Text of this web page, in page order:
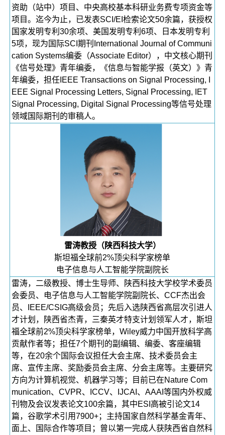
资助（站中）项目、中央高校基本科研业务费专项资金等
项目。迄今为止，已发表SCI/EI检索论文50余篇，获授权
国家发明专利30余项、美国发明专利6项、日本发明专利
5项，现为国际SCI期刊International Journal of Communi
cation Systems编委（Associate Editor），中文核心期刊
《信号处理》青年编委，《信息与智能学报（英文）》青
年编委，担任IEEE Transactions on Signal Processing, I
EEE Signal Processing Letters, Signal Processing, IET
Signal Processing, Digital Signal Processing等信号处理
领域国际期刊的审稿人。
雷涛教授（陕西科技大学）
斯坦福全球前2%顶尖科学家榜单
电子信息与人工智能学院副院长
雷涛，二级教授、博士生导师、陕西科技大学校学术委员
会委员、电子信息与人工智能学院副院长、CCF杰出会
员、IEEE/CSIG高级会员；先后入选陕西省高层次引进人
才计划，陕西省杰青，三秦英才特支计划领军人才，斯坦
福全球前2%顶尖科学家榜单，Wiley威力中国开放科学高
贡献作者等；担任7个期刊的副编辑、编委、客座编辑
等，在20余个国际会议担任大会主席、技术委员会主
席、宣传主席、奖励委员会主席、分会主席等。主要研究
方向为计算机视觉、机器学习等；目前已在Nature Com
munication、CVPR、ICCV、IJCAI、AAAI等国内外权威
刊物及会议发表论文100余篇，其中ESI高被引论文14
篇，谷歌学术引用7900+；主持国家自然科学基金青年、
面上、国际合作等项目；曾以第一完成人获陕西省自然科